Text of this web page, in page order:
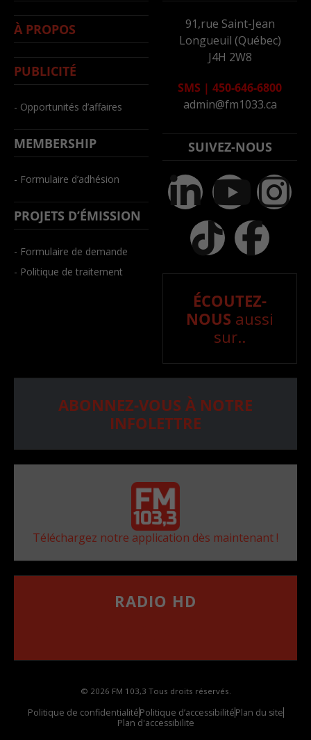
À PROPOS
PUBLICITÉ
- Opportunités d’affaires
MEMBERSHIP
- Formulaire d’adhésion
PROJETS D’ÉMISSION
- Formulaire de demande
- Politique de traitement
91,rue Saint-Jean
Longueuil (Québec)
J4H 2W8
SMS | 450-646-6800
admin@fm1033.ca
SUIVEZ-NOUS
ÉCOUTEZ-
NOUS aussi
sur..
ABONNEZ-VOUS À NOTRE
INFOLETTRE
Téléchargez notre application dès maintenant !
RADIO HD
© 2026 FM 103,3 Tous droits réservés.
Politique de confidentialitéPolitique d’accessibilitéPlan du site
Plan d'accessibilite